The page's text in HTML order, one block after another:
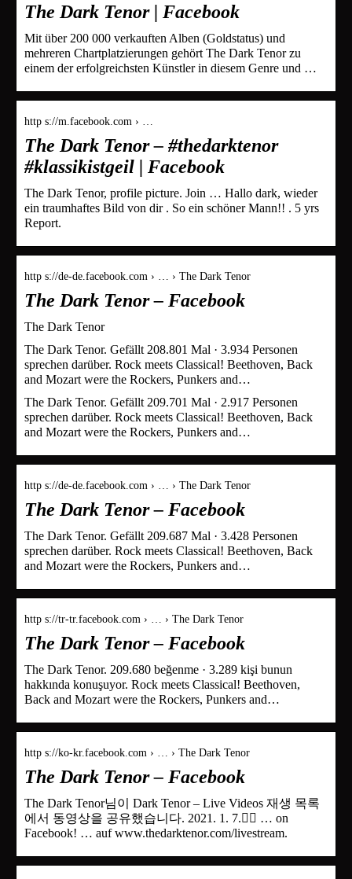
The Dark Tenor | Facebook
Mit über 200 000 verkauften Alben (Goldstatus) und
mehreren Chartplatzierungen gehört The Dark Tenor zu
einem der erfolgreichsten Künstler in diesem Genre und …
http s://m.facebook.com › …
The Dark Tenor – #thedarktenor
#klassikistgeil | Facebook
The Dark Tenor, profile picture. Join … Hallo dark, wieder
ein traumhaftes Bild von dir . So ein schöner Mann!! . 5 yrs
Report.
http s://de-de.facebook.com › … › The Dark Tenor
The Dark Tenor – Facebook
The Dark Tenor
The Dark Tenor. Gefällt 208.801 Mal · 3.934 Personen
sprechen darüber. Rock meets Classical! Beethoven, Back
and Mozart were the Rockers, Punkers and…
The Dark Tenor. Gefällt 209.701 Mal · 2.917 Personen
sprechen darüber. Rock meets Classical! Beethoven, Back
and Mozart were the Rockers, Punkers and…
http s://de-de.facebook.com › … › The Dark Tenor
The Dark Tenor – Facebook
The Dark Tenor. Gefällt 209.687 Mal · 3.428 Personen
sprechen darüber. Rock meets Classical! Beethoven, Back
and Mozart were the Rockers, Punkers and…
http s://tr-tr.facebook.com › … › The Dark Tenor
The Dark Tenor – Facebook
The Dark Tenor. 209.680 beğenme · 3.289 kişi bunun
hakkında konuşuyor. Rock meets Classical! Beethoven,
Back and Mozart were the Rockers, Punkers and…
http s://ko-kr.facebook.com › … › The Dark Tenor
The Dark Tenor – Facebook
The Dark Tenor님이 Dark Tenor – Live Videos 재생 목록
에서 동영상을 공유했습니다. 2021. 1. 7.󰞋󰟠 … on
Facebook! … auf www.thedarktenor.com/livestream.